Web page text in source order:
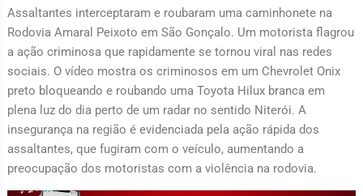
Assaltantes interceptaram e roubaram uma caminhonete na
Rodovia Amaral Peixoto em São Gonçalo. Um motorista flagrou
a ação criminosa que rapidamente se tornou viral nas redes
sociais. O vídeo mostra os criminosos em um Chevrolet Onix
preto bloqueando e roubando uma Toyota Hilux branca em
plena luz do dia perto de um radar no sentido Niterói. A
insegurança na região é evidenciada pela ação rápida dos
assaltantes, que fugiram com o veículo, aumentando a
preocupação dos motoristas com a violência na rodovia.